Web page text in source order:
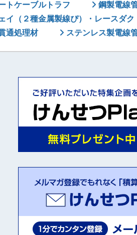
トケーブルトラフ 鋼製電線
イ（２種金属製線ぴ）・レースダク
通処理材
ステンレス製電線